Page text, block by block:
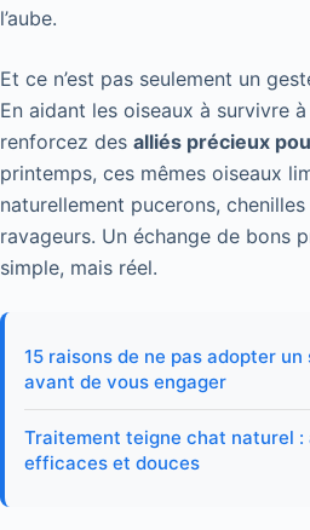
l’aube.
Et ce n’est pas seulement un
En aidant les oiseaux à survivre à
renforcez des alliés précieux
printemps, ces mêmes oiseaux
naturellement pucerons,
ravageurs. Un échange de bons
simple, mais réel.
15 raisons de ne pas adopter un
avant de vous engager
Traitement teigne chat naturel :
efficaces et douces